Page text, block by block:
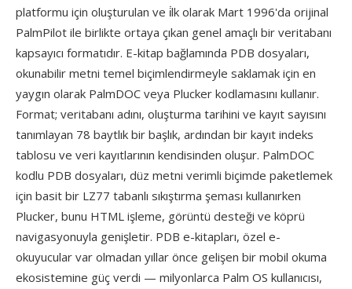
platformu için oluşturulan ve i̇lk olarak Mart 1996'da orijinal
PalmPilot ile birlikte ortaya çıkan genel amaçlı bir veritabanı
kapsayıcı formatıdır. E-kitap bağlamında PDB dosyaları,
okunabilir metni temel biçimlendirmeyle saklamak için en
yaygın olarak PalmDOC veya Plucker kodlamasını kullanır.
Format; veritabanı adını, oluşturma tarihini ve kayıt sayısını
tanımlayan 78 baytlık bir başlık, ardından bir kayıt indeks
tablosu ve veri kayıtlarının kendisinden oluşur. PalmDOC
kodlu PDB dosyaları, düz metni verimli biçimde paketlemek
için basit bir LZ77 tabanlı sıkıştırma şeması kullanırken
Plucker, bunu HTML işleme, görüntü desteği ve köprü
navigasyonuyla genişletir. PDB e-kitapları, özel e-
okuyucular var olmadan yıllar önce gelişen bir mobil okuma
ekosistemine güç verdi — milyonlarca Palm OS kullanıcısı,